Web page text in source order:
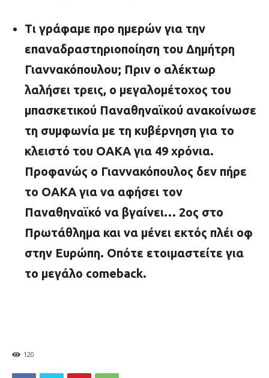
Τι γράφαμε προ ημερών για την
επαναδραστηριοποίηση του Δημήτρη
Γιαννακόπουλου; Πριν ο αλέκτωρ
λαλήσει τρεις, ο μεγαλομέτοχος του
μπασκετικού Παναθηναϊκού ανακοίνωσε
τη συμφωνία με τη κυβέρνηση για το
κλειστό του ΟΑΚΑ για 49 χρόνια.
Προφανώς ο Γιαννακόπουλος δεν πήρε
το ΟΑΚΑ για να αφήσει τον
Παναθηναϊκό να βγαίνει… 2ος στο
Πρωτάθλημα και να μένει εκτός πλέι οφ
στην Ευρώπη. Οπότε ετοιμαστείτε για
το μεγάλο comeback.
120